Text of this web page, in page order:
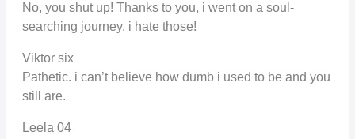
No, you shut up! Thanks to you, i went on a soul-
searching journey. i hate those!
Viktor six
Pathetic. i can’t believe how dumb i used to be and you
still are.
Leela 04